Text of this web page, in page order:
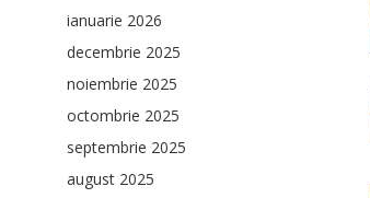
ianuarie 2026
decembrie 2025
noiembrie 2025
octombrie 2025
septembrie 2025
august 2025